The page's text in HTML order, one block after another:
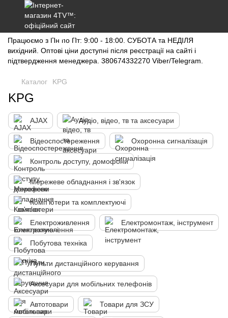
Працюємо з Пн по Пт: 9:00 - 18:00. СУБОТА та НЕДІЛЯ
вихідний. Оптові ціни доступні після реєстрації на сайті і
підтвердження менеджера. 380674332270 Viber/Telegram.
Каталог KPG
KPG
AJAX Аудіо, відео, тв та аксесуари
Відеоспостереження Охоронна сигналізація
Контроль доступу, домофони
Мережеве обладнання і зв'язок
Комп'ютери та комплектуючі
Електроживлення Електромонтаж, інструмент
Побутова техніка
Пульти дистанційного керування
Аксесуари для мобільних телефонів
Автотовари Товари для ЗСУ